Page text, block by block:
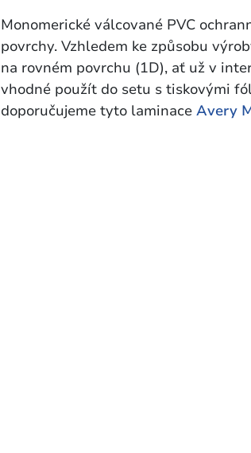
Monomerické válcované PVC
povrchy. Vzhledem ke způsobu
na rovném povrchu (1D), ať už v
vhodné použít do setu s tiskovými
doporučujeme tyto laminace Avery